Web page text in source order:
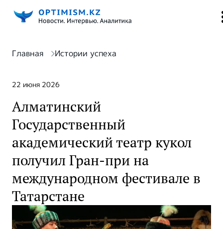
Главная Истории успеха
22 июня 2026
Алматинский
Государственный
академический театр кукол
получил Гран-при на
международном фестивале в
Татарстане